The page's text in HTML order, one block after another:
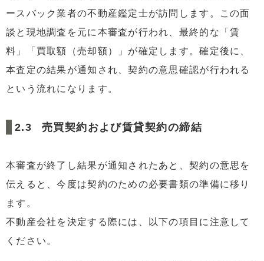
ースバック業者の不動産鑑定士が訪問します。この面
談と現地調査を元に本審査が行われ、最終的な「賃
料」「買取額（売却額）」が確定します。確定後に、
本査定の結果が通知され、契約の意思確認が行われる
という流れになります。
売買契約および賃貸契約の締結
本審査が終了し結果が通知されたあと、契約の意思を
伝えると、今度は契約のための必要書類の準備に移り
ます。
不動産会社を決定する際には、以下の項目に注意して
ください。